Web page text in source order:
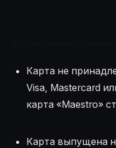
Карта не
Visa, Mastercard
карта «Maestro»
Карта выпущена